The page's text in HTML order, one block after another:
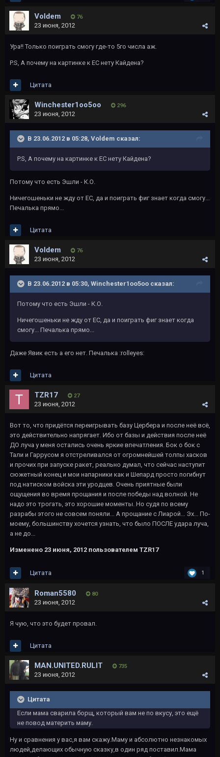
Voldem 76
23 июня, 2012
Ура!! Только поиграть смогу где-то 5го числа аж.
P.S, А почему на картинке к ЕС нету Кайдена?
Цитата
Winchester1oo5oo 296
23 июня, 2012
В 23.06.2012 в 05:28, Voldem сказал:
P.S, А почему на картинке к ЕС нету Кайдена?
Потому что есть Эшли - К.О.
Ничегошеньки не жду от EC, да и поиграть фиг знает когда смогу...
Печалька прямо...
Цитата
Voldem 76
23 июня, 2012
В 23.06.2012 в 05:30, Winchester1oo5oo сказал:
Потому что есть Эшли - К.О.
Ничегошеньки не жду от EC, да и поиграть фиг знает когда
смогу... Печалька прямо...
Даже Явик есть а его нет. Печалька :rolleyes:
Цитата
TZR17 27
23 июня, 2012
Вот то, что придётся переигрывать базу Цербера и после неё всё,
это действительно напрягает. Ибо от базы и действия после неё
ДО луча у меня остались очень яркие впечатления. Бок о бок с
Тали и Гаррусом я отстреливался от огромнейшей толпы хасков
и прочих при запуске ракет, реально думал, что сейчас наступит
сюжетный конец и мои напарники как и Шепард просто погибнут
под натиском войска эти уродцев. Очень приятные были
ощущения во время прощания и после победы над волной. Не
надо это трогать, это хорошие моменты. Но судя по всему
разрабы этого не совсем поняли... А прощание с Лиарой... Эх... По-
моему, большинству хочется узнать, что было ПОСЛЕ удара луча,
а не до...
Изменено 23 июня, 2012 пользователем TZR17
1
Цитата
Roman5580 80
23 июня, 2012
Я чую, что это будет провал.
Цитата
MAN.UNITED.RULIT 735
23 июня, 2012
Цитата
Если мама сварила борщ, который вам не по вкусу, это ещё
не повод материть маму.
Ну и сравнения у вас,я вам скажу.Маму и абсолютно незнакомых
людей,делающих обычную сказку,в один ряд поставил.Мама